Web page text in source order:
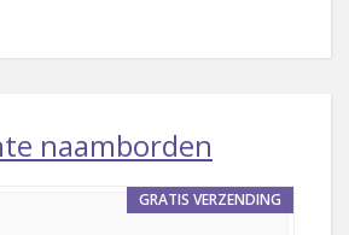
naamborden
GRATIS VERZENDING